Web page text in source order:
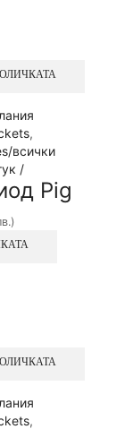
,
всички
/
Pig
,